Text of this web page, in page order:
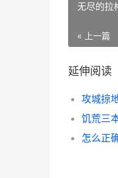
无尽的拉
« 上一篇
延伸阅读